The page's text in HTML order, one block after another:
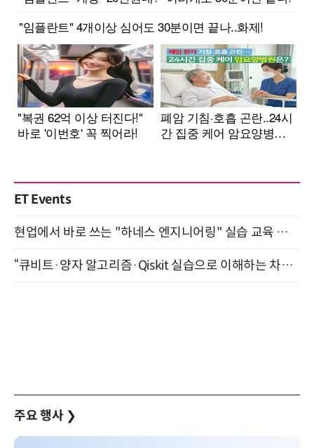
ET Events
현업에서 바로 쓰는 "하네스 엔지니어링" 실습 교육 워크숍 8월 20일 개최
“큐비트·양자 알고리즘·Qiskit 실습으로 이해하는 차세대 컴퓨팅” (8/28)
주요 행사 ❯